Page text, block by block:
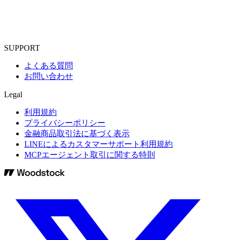
SUPPORT
よくある質問
お問い合わせ
Legal
利用規約
プライバシーポリシー
金融商品取引法に基づく表示
LINEによるカスタマーサポート利用規約
MCPエージェント取引に関する特則